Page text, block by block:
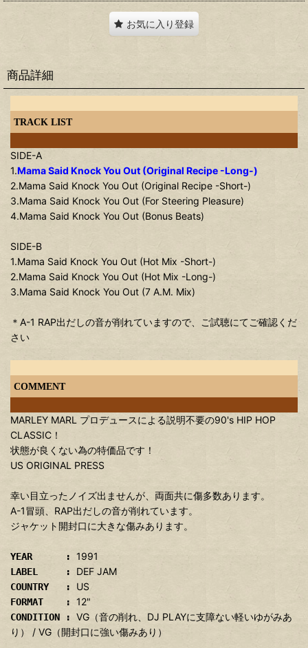
お気に入り登録
商品詳細
TRACK LIST
SIDE-A
1.Mama Said Knock You Out (Original Recipe -Long-)
2.Mama Said Knock You Out (Original Recipe -Short-)
3.Mama Said Knock You Out (For Steering Pleasure)
4.Mama Said Knock You Out (Bonus Beats)
SIDE-B
1.Mama Said Knock You Out (Hot Mix -Short-)
2.Mama Said Knock You Out (Hot Mix -Long-)
3.Mama Said Knock You Out (7 A.M. Mix)
＊A-1 RAP出だしの音が削れていますので、ご試聴にてご確認くだ
さい
COMMENT
MARLEY MARL プロデュースによる説明不要の90's HIP HOP
CLASSIC！
状態が良くない為の特価品です！
US ORIGINAL PRESS
幸い目立ったノイズ出ませんが、両面共に傷多数あります。
A-1冒頭、RAP出だしの音が削れています。
ジャケット開封口に大きな傷みあります。
YEAR : 1991
LABEL : DEF JAM
COUNTRY : US
FORMAT : 12"
CONDITION : VG（音の削れ、DJ PLAYに支障ない軽いゆがみあ
り） / VG（開封口に強い傷みあり）